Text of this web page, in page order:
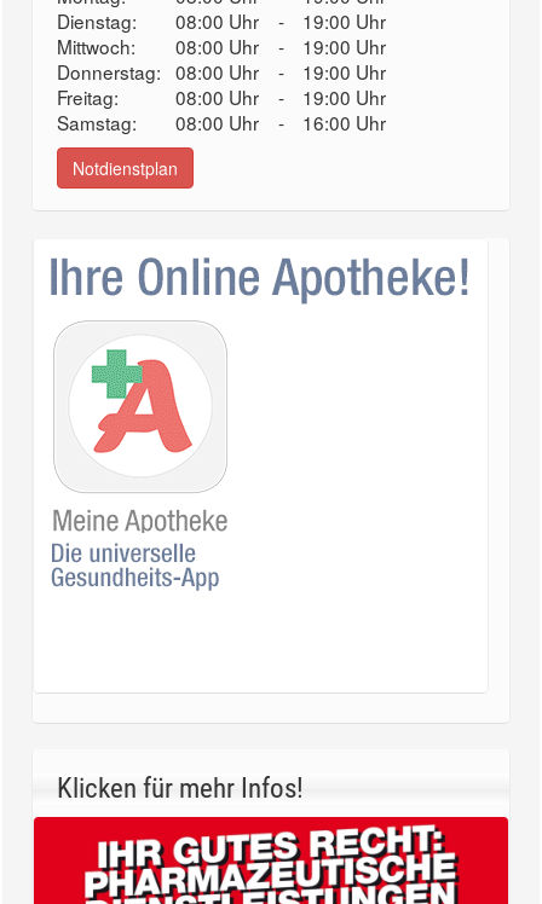
Dienstag:
08:00 Uhr -
19:00 Uhr
Mittwoch:
08:00 Uhr -
19:00 Uhr
Donnerstag: 08:00 Uhr -
19:00 Uhr
Freitag:
08:00 Uhr -
19:00 Uhr
Samstag:
08:00 Uhr - 16:00 Uhr
Notdienstplan
Klicken für mehr Infos!